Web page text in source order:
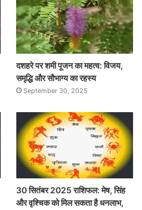
दशहरे पर शमी पूजन का महत्व: विजय,
समृद्धि और सौभाग्य का रहस्य
September 30, 2025
30 सितंबर 2025 राशिफल: मेष, सिंह
और वृश्चिक को मिल सकता है धनलाभ,